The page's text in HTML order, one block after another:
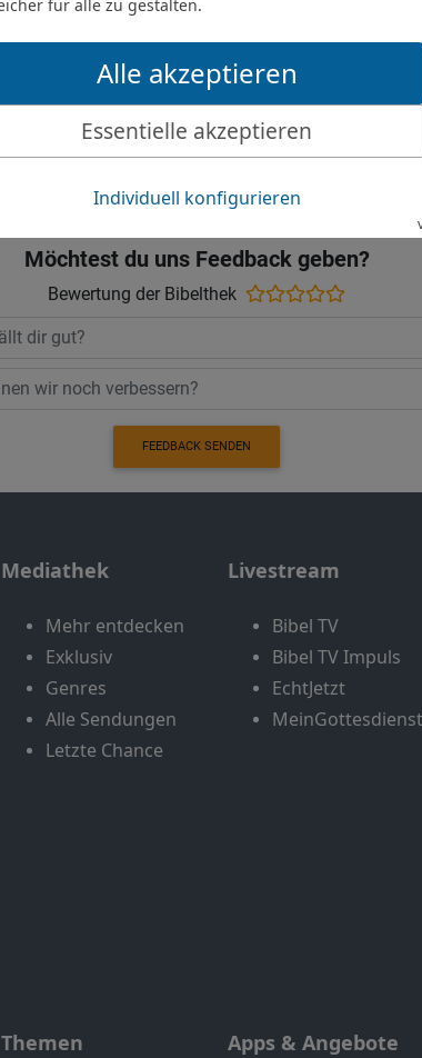
Doch kehrte er
war sein Haus; und
HERRN einen Altar.
© 2000 Genfer Bibelgesellschaft
Möchtest du uns Feedback geben?
Bewertung der Bibelthek
FEEDBACK SENDEN
Mediathek
Mehr entdecken
Exklusiv
Genres
Alle Sendungen
Letzte Chance
Livestream
Bibel TV
Bibel TV Impuls
EchtJetzt
MeinGottesdienst
Themen Apps & Angebote